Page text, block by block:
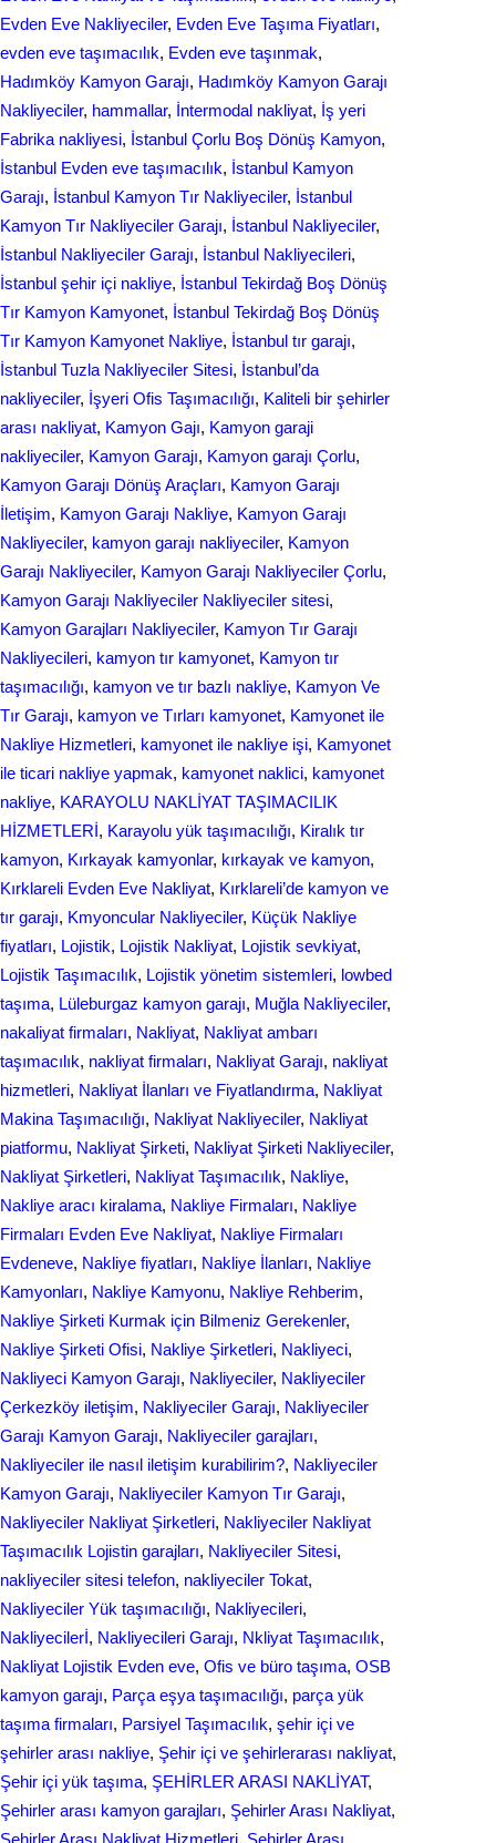
Evden Eve Nakliyeciler, Evden Eve Taşıma Fiyatları
evden eve taşımacılık, Evden еvе taşınmak
Hadımköy Kamyon Garajı, Hadımköy Kamyon Garajı
Nakliyeciler, hammallar, İntermodal nakliyat, İş yeri
Fabrika nakliyesi, İstanbul Çorlu Boş Dönüş Kamyon
İstanbul Evden eve taşımacılık, İstanbul Kamyon
Garajı, İstanbul Kamyon Tır Nakliyeciler, İstanbul
Kamyon Tır Nakliyeciler Garajı, İstanbul Nakliyeciler
İstanbul Nakliyeciler Garajı, İstanbul Nakliyecileri
İstanbul şehir içi nakliye, İstanbul Tekirdağ Boş Dönüş
Tır Kamyon Kamyonet, İstanbul Tekirdağ Boş Dönüş
Tır Kamyon Kamyonet Nakliye, İstanbul tır garajı
İstanbul Tuzla Nakliyeciler Sitesi, İstanbul’da
nakliyeciler, İşyeri Ofis Taşımacılığı, Kaliteli bir şehirler
arası nakliyat, Kamyon Gajı, Kamyon garaji
nakliyeciler, Kamyon Garajı, Kamyon garajı Çorlu
Kamyon Garajı Dönüş Araçları, Kamyon Garajı
İletişim, Kamyon Garajı Nakliye, Kamyon Garajı
Nakliyeciler, kamyon garajı nakliyeciler, Kamyon
Garajı Nakliyeciler, Kamyon Garajı Nakliyeciler Çorlu
Kamyon Garajı Nakliyeciler Nakliyeciler sitesi
Kamyon Garajları Nakliyeciler, Kamyon Tır Garajı
Nakliyecileri, kamyon tır kamyonet, Kamyon tır
taşımacılığı, kamyon ve tır bazlı nakliye, Kamyon Ve
Tır Garajı, kamyon ve Tırları kamyonet, Kamyonet ile
Nakliye Hizmetleri, kamyonet ile nakliye işi, Kamyonet
ile ticari nakliye yapmak, kamyonet naklici, kamyonet
nakliye, KARAYOLU NAKLİYAT TAŞIMACILIK
HİZMETLERİ, Karayolu yük taşımacılığı, Kiralık tır
kamyon, Kırkayak kamyonlar, kırkayak ve kamyon
Kırklareli Evden Eve Nakliyat, Kırklareli’de kamyon ve
tır garajı, Kmyoncular Nakliyeciler, Küçük Nakliye
fiyatları, Lojistik, Lojistik Nakliyat, Lojistik sevkiyat
Lojistik Taşımacılık, Lojistik yönetim sistemleri, lowbed
taşıma, Lüleburgaz kamyon garajı, Muğla Nakliyeciler
nakaliyat firmaları, Nakliyat, Nakliyat ambarı
taşımacılık, nakliyat firmaları, Nakliyat Garajı, nakliyat
hizmetleri, Nakliyat İlanları ve Fiyatlandırma, Nakliyat
Makina Taşımacılığı, Nakliyat Nakliyeciler, Nakliyat
piatformu, Nakliyat Şirketi, Nakliyat Şirketi Nakliyeciler
Nakliyat Şirketleri, Nakliyat Taşımacılık, Nakliye
Nakliye aracı kiralama, Nakliye Firmaları, Nakliye
Firmaları Evden Eve Nakliyat, Nakliye Firmaları
Evdeneve, Nakliye fiyatları, Nakliye İlanları, Nakliye
Kamyonları, Nakliye Kamyonu, Nakliye Rehberim
Nakliye Şirketi Kurmak için Bilmeniz Gerekenler
Nakliye Şirketi Ofisi, Nakliye Şirketleri, Nakliyeci
Nakliyeci Kamyon Garajı, Nakliyeciler, Nakliyeciler
Çerkezköy iletişim, Nakliyeciler Garajı, Nakliyeciler
Garajı Kamyon Garajı, Nakliyeciler garajları
Nakliyeciler ile nasıl iletişim kurabilirim?, Nakliyeciler
Kamyon Garajı, Nakliyeciler Kamyon Tır Garajı
Nakliyeciler Nakliyat Şirketleri, Nakliyeciler Nakliyat
Taşımacılık Lojistin garajları, Nakliyeciler Sitesi
nakliyeciler sitesi telefon, nakliyeciler Tokat
Nakliyeciler Yük taşımacılığı, Nakliyecileri
Nakliyecilerİ, Nakliyecileri Garajı, Nkliyat Taşımacılık
Nаkliyаt Lojistik Evdеn eve, Ofis ve büro taşıma, OSB
kamyon garajı, Parça eşya taşımacılığı, parça yük
taşıma firmaları, Parsiyel Taşımacılık, şehir içi ve
şehirler arası nakliye, Şehir içi ve şehirlerarası nakliyat
Şehir içi yük taşıma, ŞEHİRLER ARASI NAKLİYAT
Şehirler arası kamyon garajları, Şehirler Arası Nakliyat
Şehirler Arası Nakliyat Hizmetleri, Şehirler Arası